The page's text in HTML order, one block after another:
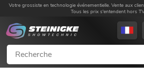
Votre grossiste en technologie événementielle. Vente aux
Tous les prix s'entendent hors